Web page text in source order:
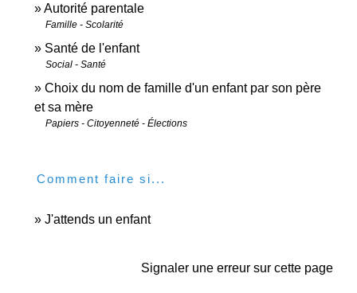
Autorité parentale
Famille - Scolarité
Santé de l'enfant
Social - Santé
Choix du nom de famille d'un enfant par son père
et sa mère
Papiers - Citoyenneté - Élections
Comment faire si...
J'attends un enfant
Signaler une erreur sur cette page